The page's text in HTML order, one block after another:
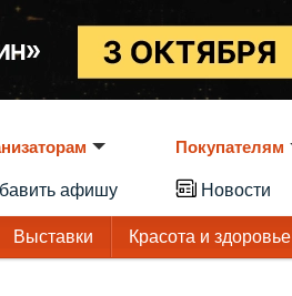
афишу
Покупателям
Новости
Выставки Красота и здоровье